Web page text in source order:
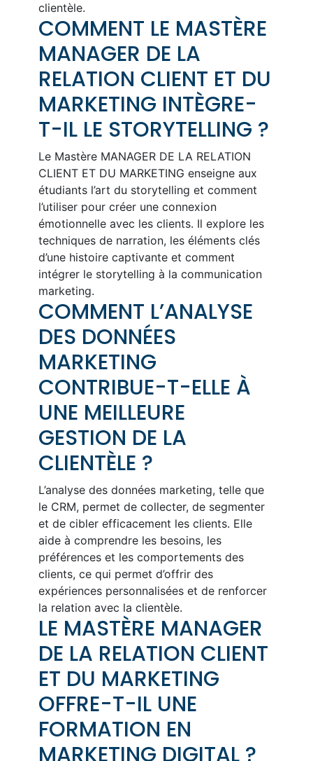
clientèle.
COMMENT LE MASTÈRE
MANAGER DE LA
RELATION CLIENT ET DU
MARKETING INTÈGRE-
T-IL LE STORYTELLING ?
Le Mastère MANAGER DE LA RELATION
CLIENT ET DU MARKETING enseigne aux
étudiants l’art du storytelling et comment
l’utiliser pour créer une connexion
émotionnelle avec les clients. Il explore les
techniques de narration, les éléments clés
d’une histoire captivante et comment
intégrer le storytelling à la communication
marketing.
COMMENT L’ANALYSE
DES DONNÉES
MARKETING
CONTRIBUE-T-ELLE À
UNE MEILLEURE
GESTION DE LA
CLIENTÈLE ?
L’analyse des données marketing, telle que
le CRM, permet de collecter, de segmenter
et de cibler efficacement les clients. Elle
aide à comprendre les besoins, les
préférences et les comportements des
clients, ce qui permet d’offrir des
expériences personnalisées et de renforcer
la relation avec la clientèle.
LE MASTÈRE MANAGER
DE LA RELATION CLIENT
ET DU MARKETING
OFFRE-T-IL UNE
FORMATION EN
MARKETING DIGITAL ?